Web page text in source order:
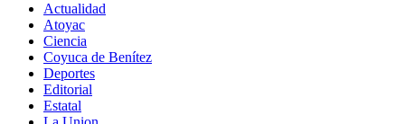
Actualidad
Atoyac
Ciencia
Coyuca de Benítez
Deportes
Editorial
Estatal